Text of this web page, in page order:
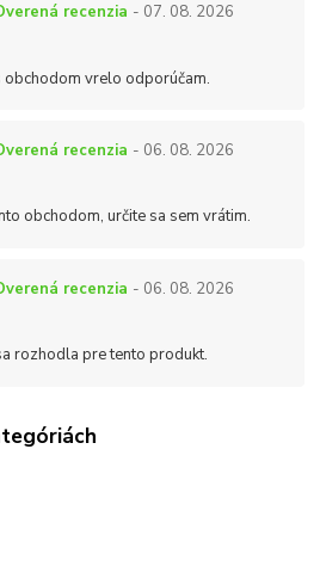
recenzia - 07. 08. 2026
obchodom vrelo odporúčam.
recenzia - 06. 08. 2026
obchodom, určite sa sem vrátim.
recenzia - 06. 08. 2026
rozhodla pre tento produkt.